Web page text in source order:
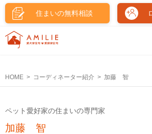
住まいの無料相談
HOME コーディネーター紹介 加藤 智
ペット愛好家の住まいの専門家
加藤 智